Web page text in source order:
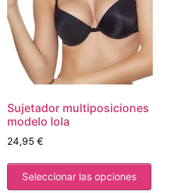
Sujetador multiposiciones
modelo lola
24,95 €
Seleccionar las opciones